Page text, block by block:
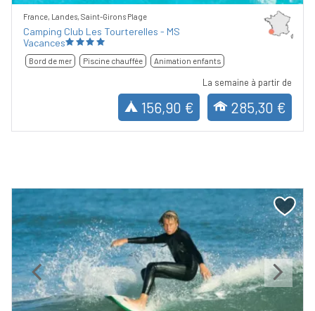
France, Landes, Saint-Girons Plage
Camping Club Les Tourterelles - MS
Vacances
Bord de mer Piscine chauffée Animation enfants
La semaine à partir de
156,90 € 285,30 €
Previous Next